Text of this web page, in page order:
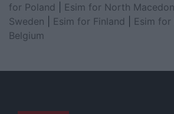
for Poland
Esim for North
Sweden
Esim for Finland Esim
Belgium